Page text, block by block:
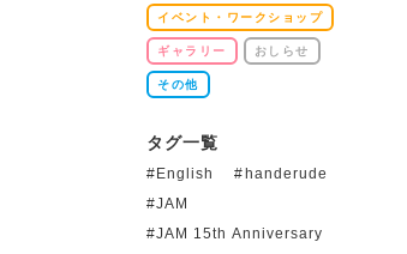
イベント・ワークショップ
ギャラリー おしらせ
その他
タグ一覧
English
handerude
JAM
JAM 15th Anniversary